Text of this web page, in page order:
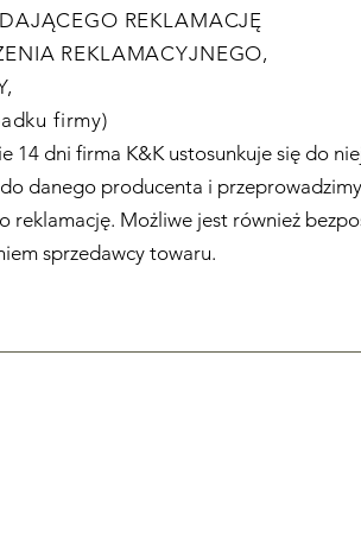
REKLAMACJĘ
REKLAMACYJNEGO,
firmy)
14 dni firma K&K ustosunkuje się do
danego producenta i
reklamację. Możliwe jest również
sprzedawcy towaru.